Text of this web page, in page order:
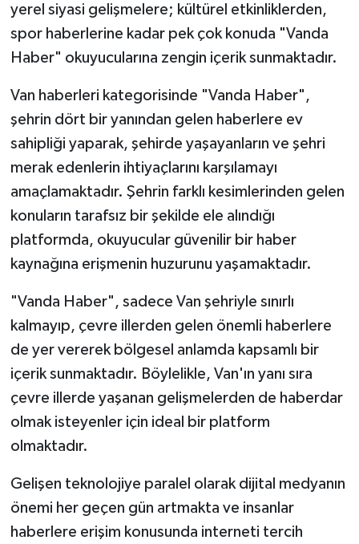
yerel siyasi gelişmelere; kültürel etkinliklerden,
spor haberlerine kadar pek çok konuda "Vanda
Haber" okuyucularına zengin içerik sunmaktadır.
Van haberleri kategorisinde "Vanda Haber",
şehrin dört bir yanından gelen haberlere ev
sahipliği yaparak, şehirde yaşayanların ve şehri
merak edenlerin ihtiyaçlarını karşılamayı
amaçlamaktadır. Şehrin farklı kesimlerinden gelen
konuların tarafsız bir şekilde ele alındığı
platformda, okuyucular güvenilir bir haber
kaynağına erişmenin huzurunu yaşamaktadır.
"Vanda Haber", sadece Van şehriyle sınırlı
kalmayıp, çevre illerden gelen önemli haberlere
de yer vererek bölgesel anlamda kapsamlı bir
içerik sunmaktadır. Böylelikle, Van'ın yanı sıra
çevre illerde yaşanan gelişmelerden de haberdar
olmak isteyenler için ideal bir platform
olmaktadır.
Gelişen teknolojiye paralel olarak dijital medyanın
önemi her geçen gün artmakta ve insanlar
haberlere erişim konusunda interneti tercih